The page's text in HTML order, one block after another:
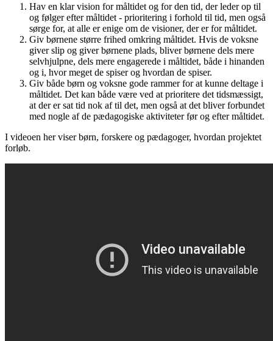
Hav en klar vision for måltidet og for den tid, der leder op til
og følger efter måltidet - prioritering i forhold til tid, men også
sørge for, at alle er enige om de visioner, der er for måltidet.
Giv børnene større frihed omkring måltidet. Hvis de voksne
giver slip og giver børnene plads, bliver børnene dels mere
selvhjulpne, dels mere engagerede i måltidet, både i hinanden
og i, hvor meget de spiser og hvordan de spiser.
Giv både børn og voksne gode rammer for at kunne deltage i
måltidet. Det kan både være ved at prioritere det tidsmæssigt,
at der er sat tid nok af til det, men også at det bliver forbundet
med nogle af de pædagogiske aktiviteter før og efter måltidet.
I videoen her viser børn, forskere og pædagoger, hvordan projektet
forløb.